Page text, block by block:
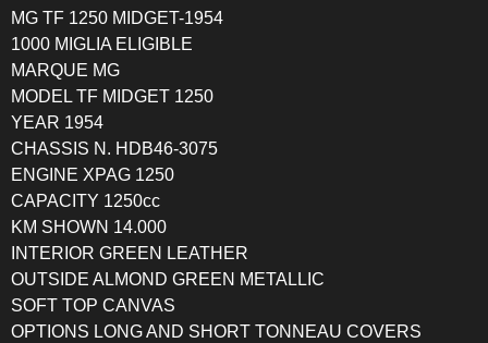
MG TF 1250 MIDGET-1954
1000 MIGLIA ELIGIBLE
MARQUE MG
MODEL TF MIDGET 1250
YEAR 1954
CHASSIS N. HDB46-3075
ENGINE XPAG 1250
CAPACITY 1250cc
KM SHOWN 14.000
INTERIOR GREEN LEATHER
OUTSIDE ALMOND GREEN METALLIC
SOFT TOP CANVAS
OPTIONS LONG AND SHORT TONNEAU COVERS